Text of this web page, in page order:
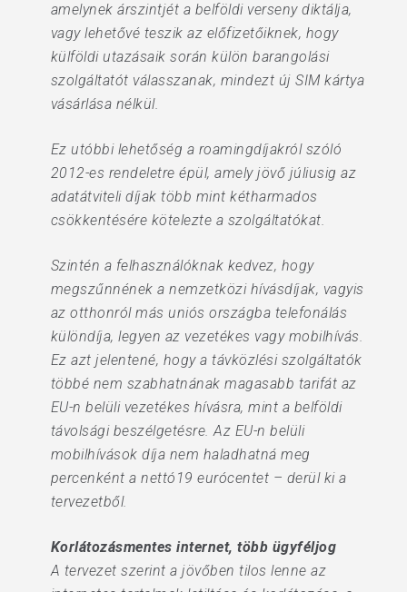
amelynek árszintjét a belföldi verseny diktálja,
vagy lehetővé teszik az előfizetőiknek, hogy
külföldi utazásaik során külön barangolási
szolgáltatót válasszanak, mindezt új SIM kártya
vásárlása nélkül.
Ez utóbbi lehetőség a roamingdíjakról szóló
2012-es rendeletre épül, amely jövő júliusig az
adatátviteli díjak több mint kétharmados
csökkentésére kötelezte a szolgáltatókat.
Szintén a felhasználóknak kedvez, hogy
megszűnnének a nemzetközi hívásdíjak, vagyis
az otthonról más uniós országba telefonálás
különdíja, legyen az vezetékes vagy mobilhívás.
Ez azt jelentené, hogy a távközlési szolgáltatók
többé nem szabhatnának magasabb tarifát az
EU-n belüli vezetékes hívásra, mint a belföldi
távolsági beszélgetésre. Az EU-n belüli
mobilhívások díja nem haladhatná meg
percenként a nettó19 eurócentet – derül ki a
tervezetből.
Korlátozásmentes internet, több ügyféljog
A tervezet szerint a jövőben tilos lenne az